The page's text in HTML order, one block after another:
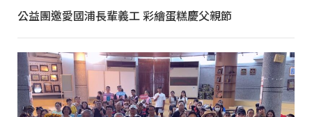
公益團邀愛國浦長輩義工 彩繪蛋糕慶父親節